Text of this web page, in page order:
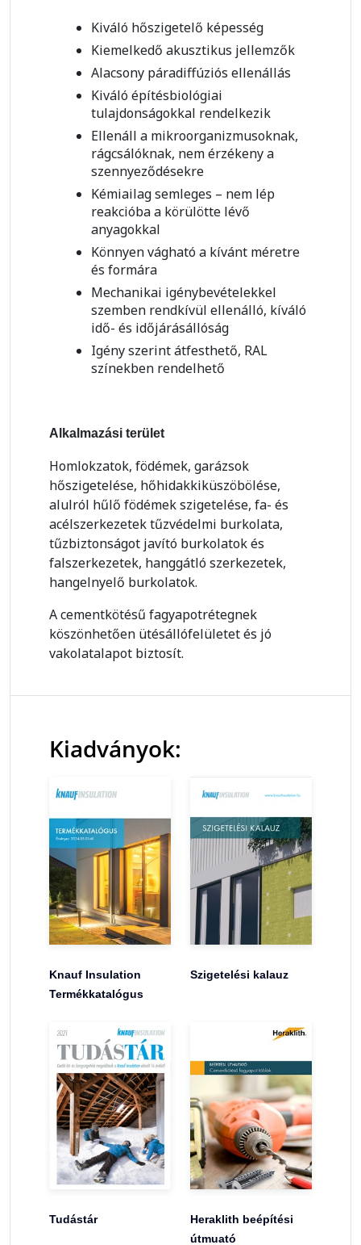
Kiváló hőszigetelő képesség
Kiemelkedő akusztikus jellemzők
Alacsony páradiffúziós ellenállás
Kiváló építésbiológiai
tulajdonságokkal rendelkezik
Ellenáll a mikroorganizmusoknak,
rágcsálóknak, nem érzékeny a
szennyeződésekre
Kémiailag semleges – nem lép
reakcióba a körülötte lévő
anyagokkal
Könnyen vágható a kívánt méretre
és formára
Mechanikai igénybevételekkel
szemben rendkívül ellenálló, kíváló
idő- és időjárásállóság
Igény szerint átfesthető, RAL
színekben rendelhető
Alkalmazási terület
Homlokzatok, födémek, garázsok
hőszigetelése, hőhidakkiküszöbölése,
alulról hűlő födémek szigetelése, fa- és
acélszerkezetek tűzvédelmi burkolata,
tűzbiztonságot javító burkolatok és
falszerkezetek, hanggátló szerkezetek,
hangelnyelő burkolatok.
A cementkötésű fagyapotrétegnek
köszönhetően ütésállófelületet és jó
vakolatalapot biztosít.
Kiadványok:
Knauf Insulation
Termékkatalógus
Szigetelési kalauz
Tudástár
Heraklith beépítési
útmuató